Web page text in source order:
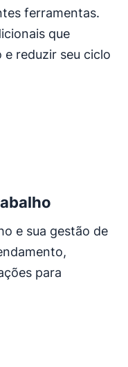
ferramentas.
que
reduzir seu ciclo
e sua gestão de
para